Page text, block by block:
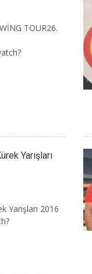
TOUR26.
Yarışları
Yarışları 2016